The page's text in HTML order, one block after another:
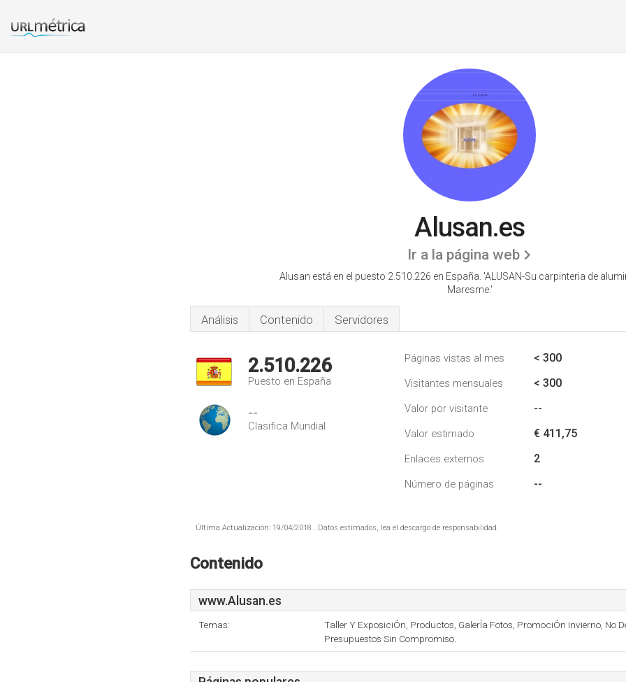
Alusan.es
Ir a la página web
Alusan está en el puesto 2.510.226 en España. 'ALUSAN-Su carpinteria de
Maresme.'
Análisis Contenido Servidores
2.510.226
Puesto en España
--
Clasifica Mundial
Páginas vistas al mes < 300
Visitantes mensuales < 300
Valor por visitante --
Valor estimado € 411,75
Enlaces externos 2
Número de páginas --
Última Actualización: 19/04/2018 . Datos estimados, lea el descargo de responsabilidad.
Contenido
www.Alusan.es
Temas:
Taller Y ExposiciÓn, Productos, GalerÍa Fotos, PromociÓn Invierno, No
Presupuestos Sin Compromiso.